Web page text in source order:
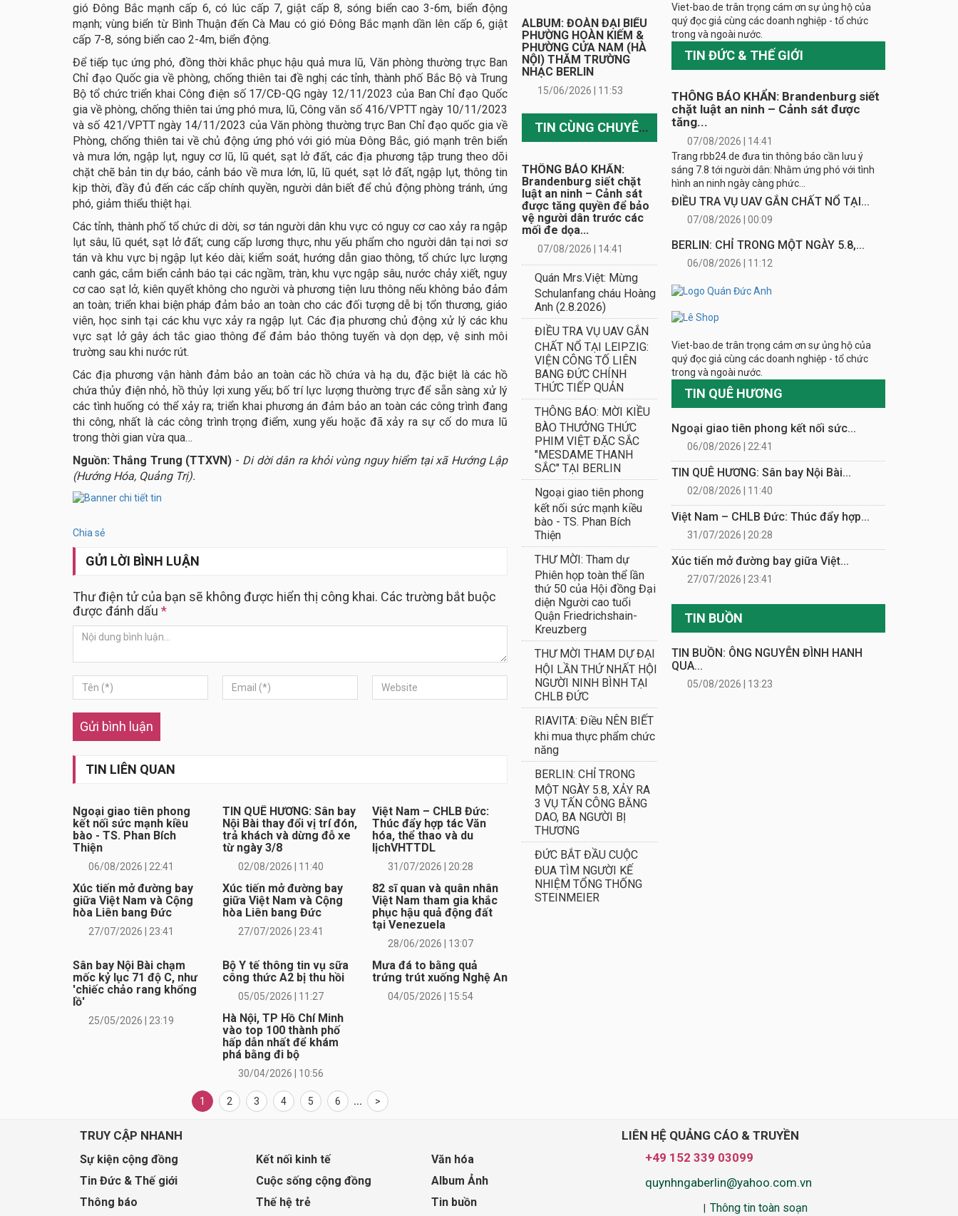
gió Đông Bắc mạnh cấp 6, có lúc cấp 7, giật cấp 8, sóng biển cao 3-6m, biển động
mạnh; vùng biển từ Bình Thuận đến Cà Mau có gió Đông Bắc mạnh dần lên cấp 6, giật
cấp 7-8, sóng biển cao 2-4m, biển động.
Để tiếp tục ứng phó, đồng thời khắc phục hậu quả mưa lũ, Văn phòng thường trực Ban
Chỉ đạo Quốc gia về phòng, chống thiên tai đề nghị các tỉnh, thành phố Bắc Bộ và Trung
Bộ tổ chức triển khai Công điện số 17/CĐ-QG ngày 12/11/2023 của Ban Chỉ đạo Quốc
gia về phòng, chống thiên tai ứng phó mưa, lũ, Công văn số 416/VPTT ngày 10/11/2023
và số 421/VPTT ngày 14/11/2023 của Văn phòng thường trực Ban Chỉ đạo quốc gia về
Phòng, chống thiên tai về chủ động ứng phó với gió mùa Đông Bắc, gió mạnh trên biển
và mưa lớn, ngập lụt, nguy cơ lũ, lũ quét, sạt lở đất, các địa phương tập trung theo dõi
chặt chẽ bản tin dự báo, cảnh báo về mưa lớn, lũ, lũ quét, sạt lở đất, ngập lụt, thông tin
kịp thời, đầy đủ đến các cấp chính quyền, người dân biết để chủ động phòng tránh, ứng
phó, giảm thiểu thiệt hại.
Các tỉnh, thành phố tổ chức di dời, sơ tán người dân khu vực có nguy cơ cao xảy ra ngập
lụt sâu, lũ quét, sạt lở đất; cung cấp lương thực, nhu yếu phẩm cho người dân tại nơi sơ
tán và khu vực bị ngập lụt kéo dài; kiểm soát, hướng dẫn giao thông, tổ chức lực lượng
canh gác, cắm biển cảnh báo tại các ngầm, tràn, khu vực ngập sâu, nước chảy xiết, nguy
cơ cao sạt lở, kiên quyết không cho người và phương tiện lưu thông nếu không bảo đảm
an toàn; triển khai biện pháp đảm bảo an toàn cho các đối tượng dễ bị tổn thương, giáo
viên, học sinh tại các khu vực xảy ra ngập lụt. Các địa phương chủ động xử lý các khu
vực sạt lở gây ách tắc giao thông để đảm bảo thông tuyến và dọn dẹp, vệ sinh môi
trường sau khi nước rút.
Các địa phương vận hành đảm bảo an toàn các hồ chứa và hạ du, đặc biệt là các hồ
chứa thủy điện nhỏ, hồ thủy lợi xung yếu; bố trí lực lượng thường trực để sẵn sàng xử lý
các tình huống có thể xảy ra; triển khai phương án đảm bảo an toàn các công trình đang
thi công, nhất là các công trình trọng điểm, xung yếu hoặc đã xảy ra sự cố do mưa lũ
trong thời gian vừa qua…
Nguồn: Thắng Trung (TTXVN) - Di dời dân ra khỏi vùng nguy hiểm tại xã Hướng Lập
(Hướng Hóa, Quảng Trị).
Chia sẻ
GỬI LỜI BÌNH LUẬN
Thư điện tử của bạn sẽ không được hiển thị công khai. Các trường bắt buộc
được đánh dấu *
Gửi bình luận
TIN LIÊN QUAN
Ngoại giao tiên phong
kết nối sức mạnh kiều
bào - TS. Phan Bích
Thiện
06/08/2026 | 22:41
TIN QUÊ HƯƠNG: Sân bay
Nội Bài thay đổi vị trí đón,
trả khách và dừng đỗ xe
từ ngày 3/8
02/08/2026 | 11:40
Việt Nam – CHLB Đức:
Thúc đẩy hợp tác Văn
hóa, thể thao và du
lịchVHTTDL
31/07/2026 | 20:28
Xúc tiến mở đường bay
giữa Việt Nam và Cộng
hòa Liên bang Đức
27/07/2026 | 23:41
Xúc tiến mở đường bay
giữa Việt Nam và Cộng
hòa Liên bang Đức
27/07/2026 | 23:41
82 sĩ quan và quân nhân
Việt Nam tham gia khắc
phục hậu quả động đất
tại Venezuela
28/06/2026 | 13:07
Sân bay Nội Bài chạm
mốc kỷ lục 71 độ C, như
'chiếc chảo rang khổng
lồ'
25/05/2026 | 23:19
Bộ Y tế thông tin vụ sữa
công thức A2 bị thu hồi
05/05/2026 | 11:27
Mưa đá to bằng quả
trứng trút xuống Nghệ An
04/05/2026 | 15:54
Hà Nội, TP Hồ Chí Minh
vào top 100 thành phố
hấp dẫn nhất để khám
phá bằng đi bộ
30/04/2026 | 10:56
1 2 3 4 5 6 ... >
ALBUM: ĐOÀN ĐẠI BIỂU
PHƯỜNG HOÀN KIẾM &
PHƯỜNG CỬA NAM (HÀ
NỘI) THĂM TRƯỜNG
NHẠC BERLIN
15/06/2026 | 11:53
TIN CÙNG CHUYÊN MỤC
THÔNG BÁO KHẨN:
Brandenburg siết chặt
luật an ninh – Cảnh sát
được tăng quyền để bảo
vệ người dân trước các
mối đe dọa...
07/08/2026 | 14:41
Quán Mrs.Việt: Mừng
Schulanfang cháu Hoàng
Anh (2.8.2026)
ĐIỀU TRA VỤ UAV GẮN
CHẤT NỔ TẠI LEIPZIG:
VIỆN CÔNG TỐ LIÊN
BANG ĐỨC CHÍNH
THỨC TIẾP QUẢN
THÔNG BÁO: MỜI KIỀU
BÀO THƯỞNG THỨC
PHIM VIỆT ĐẶC SẮC
"MESDAME THANH
SẮC" TẠI BERLIN
Ngoại giao tiên phong
kết nối sức mạnh kiều
bào - TS. Phan Bích
Thiện
THƯ MỜI: Tham dự
Phiên họp toàn thể lần
thứ 50 của Hội đồng Đại
diện Người cao tuổi
Quận Friedrichshain-
Kreuzberg
THƯ MỜI THAM DỰ ĐẠI
HỘI LẦN THỨ NHẤT HỘI
NGƯỜI NINH BÌNH TẠI
CHLB ĐỨC
RIAVITA: Điều NÊN BIẾT
khi mua thực phẩm chức
năng
BERLIN: CHỈ TRONG
MỘT NGÀY 5.8, XẢY RA
3 VỤ TẤN CÔNG BẰNG
DAO, BA NGƯỜI BỊ
THƯƠNG
ĐỨC BẮT ĐẦU CUỘC
ĐUA TÌM NGƯỜI KẾ
NHIỆM TỔNG THỐNG
STEINMEIER
Viet-bao.de trân trọng cám ơn sự ủng hộ của
quý đọc giả cùng các doanh nghiệp - tổ chức
trong và ngoài nước.
TIN ĐỨC & THẾ GIỚI
THÔNG BÁO KHẨN: Brandenburg siết
chặt luật an ninh – Cảnh sát được
tăng...
07/08/2026 | 14:41
Trang rbb24.de đưa tin thông báo cần lưu ý
sáng 7.8 tới người dân: Nhằm ứng phó với tình
hình an ninh ngày càng phức...
ĐIỀU TRA VỤ UAV GẮN CHẤT NỔ TẠI...
07/08/2026 | 00:09
BERLIN: CHỈ TRONG MỘT NGÀY 5.8,...
06/08/2026 | 11:12
Viet-bao.de trân trọng cám ơn sự ủng hộ của
quý đọc giả cùng các doanh nghiệp - tổ chức
trong và ngoài nước.
TIN QUÊ HƯƠNG
Ngoại giao tiên phong kết nối sức...
06/08/2026 | 22:41
TIN QUÊ HƯƠNG: Sân bay Nội Bài...
02/08/2026 | 11:40
Việt Nam – CHLB Đức: Thúc đẩy hợp...
31/07/2026 | 20:28
Xúc tiến mở đường bay giữa Việt...
27/07/2026 | 23:41
TIN BUỒN
TIN BUỒN: ÔNG NGUYỄN ĐÌNH HANH
QUA...
05/08/2026 | 13:23
TRUY CẬP NHANH
Sự kiện cộng đồng Kết nối kinh tế
Văn hóa
Tin Đức & Thế giới
Cuộc sống cộng đồng
Album Ảnh
Thông báo
Thế hệ trẻ Tin buồn
LIÊN HỆ QUẢNG CÁO & TRUYỀN
+49 152 339 03099
quynhngaberlin@yahoo.com.vn
Thông tin toàn soạn